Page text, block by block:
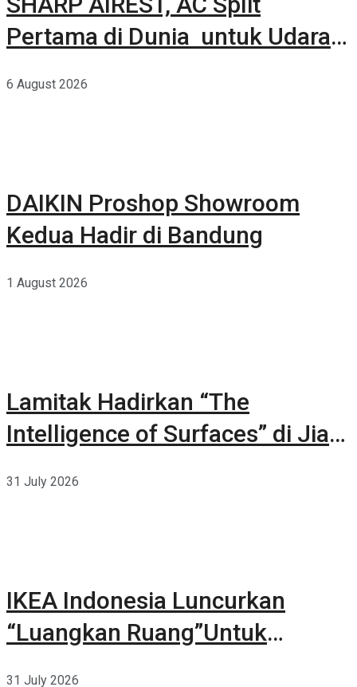
Pertama di Dunia untuk Udara
6 August 2026
DAIKIN Proshop Showroom
Kedua Hadir di Bandung
1 August 2026
Lamitak Hadirkan “The
Intelligence of Surfaces” di Jia
31 July 2026
IKEA Indonesia Luncurkan
“Luangkan Ruang”Untuk
31 July 2026